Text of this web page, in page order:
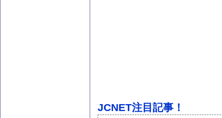
JCNET注目記事！